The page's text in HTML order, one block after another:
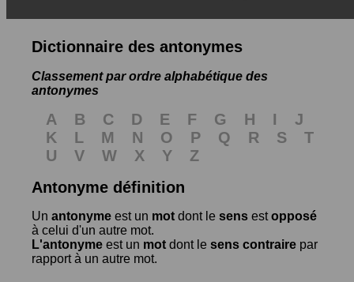
Dictionnaire des antonymes
Classement par ordre alphabétique des
antonymes
A B C D E F G H I
J
K
L M N O P Q R S
T
U
V W X Y
Z
Antonyme définition
Un antonyme est un mot dont le sens estopposé
à celui d'un autre mot.
L'antonyme est un mot dont le sens contraire par
rapport à un autre mot.